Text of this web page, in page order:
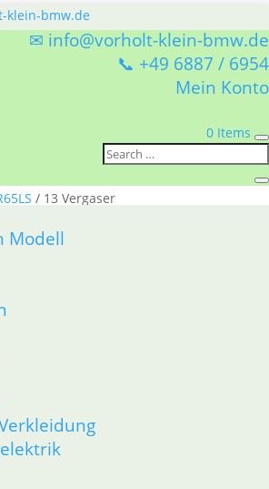
✉ info@vorholt-klein-bmw.de
📞 +49 6887 / 6954
Mein Konto
0 Items
Modell
/ 13 Vergaser
13 Vergaser
werden angezeigt
Zug links kurz